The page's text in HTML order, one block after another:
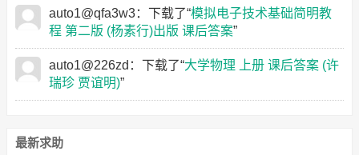
auto1@qfa3w3：下载了“模拟电子技术基础简明教
程 第二版 (杨素行)出版 课后答案”
auto1@226zd ：下载了“大学物理 上册 课后答案 (许
瑞珍 贾谊明)”
(徐燕侯 郭长铭 周凯元)
最新求助